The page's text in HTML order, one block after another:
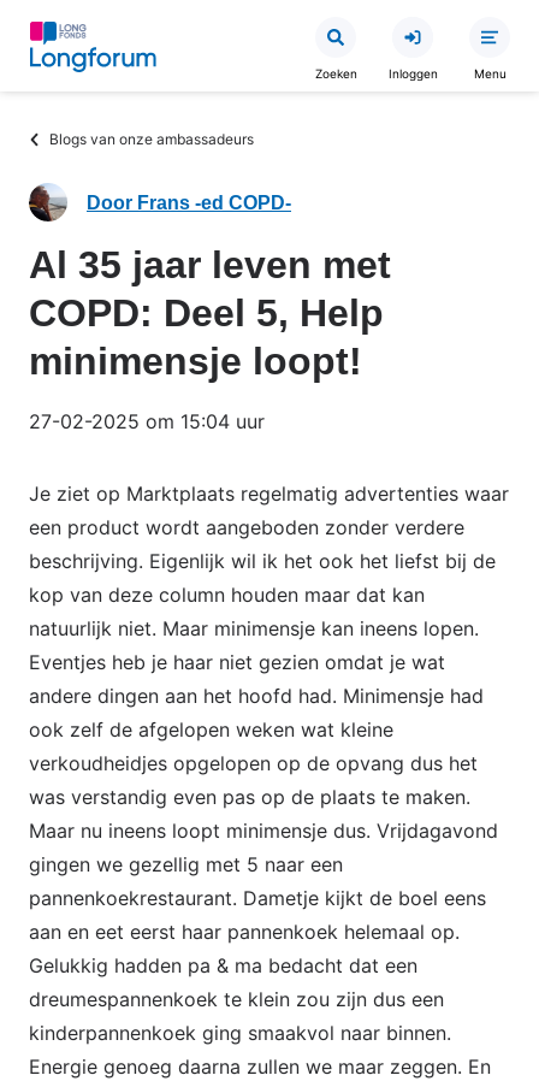
Overslaan
inhoud
gaan
Zoeken Inloggen Menu
Kruimelpad
Blogs van onze ambassadeurs
Door Frans -ed COPD-
Al 35 jaar leven met
COPD: Deel 5, Help
minimensje loopt!
27-02-2025 om 15:04 uur
Je ziet op Marktplaats regelmatig advertenties waar
een product wordt aangeboden zonder verdere
beschrijving. Eigenlijk wil ik het ook het liefst bij de
kop van deze column houden maar dat kan
natuurlijk niet. Maar minimensje kan ineens lopen.
Eventjes heb je haar niet gezien omdat je wat
andere dingen aan het hoofd had. Minimensje had
ook zelf de afgelopen weken wat kleine
verkoudheidjes opgelopen op de opvang dus het
was verstandig even pas op de plaats te maken.
Maar nu ineens loopt minimensje dus. Vrijdagavond
gingen we gezellig met 5 naar een
pannenkoekrestaurant. Dametje kijkt de boel eens
aan en eet eerst haar pannenkoek helemaal op.
Gelukkig hadden pa & ma bedacht dat een
dreumespannenkoek te klein zou zijn dus een
kinderpannenkoek ging smaakvol naar binnen.
Energie genoeg daarna zullen we maar zeggen. En